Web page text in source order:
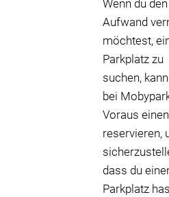
Wenn du den
Aufwand
möchtest,
Parkplatz zu
suchen,
bei
Voraus
reservieren,
dass du
Parkplatz